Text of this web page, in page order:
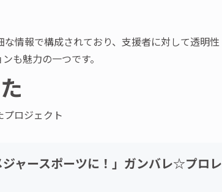
情報で構成されており、支援者に対して透明性
も魅力の一つです。
ロジェクト
ャースポーツに！」ガンバレ☆プロレ